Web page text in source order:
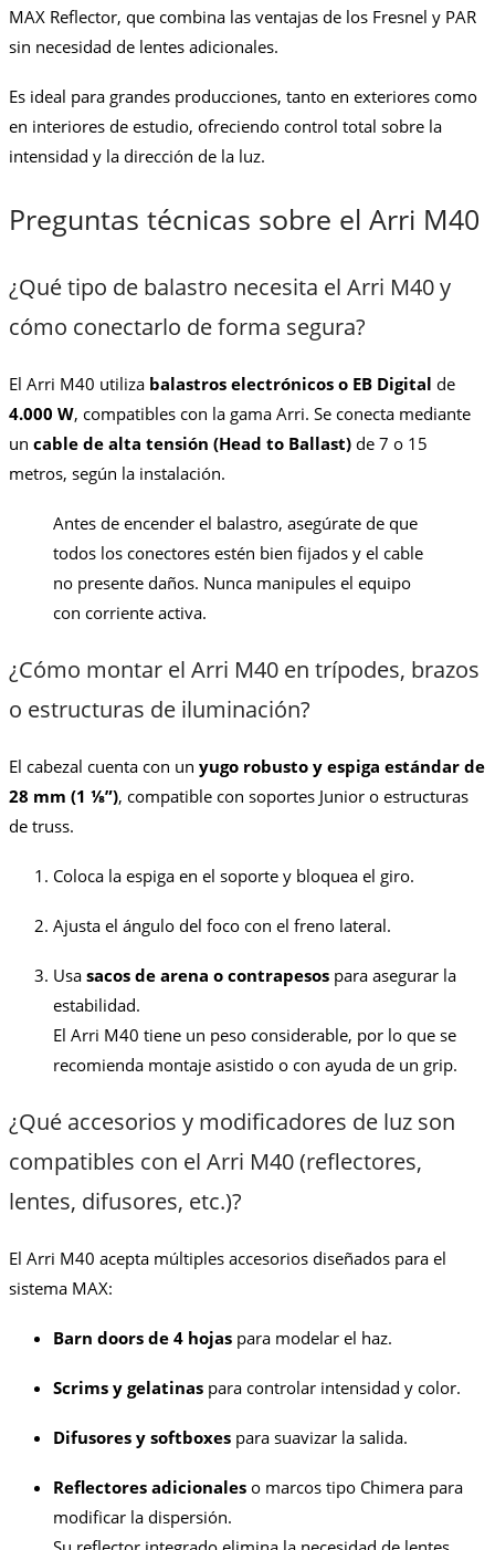
MAX Reflector, que combina las ventajas de los Fresnel y PAR
sin necesidad de lentes adicionales.
Es ideal para grandes producciones, tanto en exteriores como
en interiores de estudio, ofreciendo control total sobre la
intensidad y la dirección de la luz.
Preguntas técnicas sobre el Arri M40
¿Qué tipo de balastro necesita el Arri M40 y
cómo conectarlo de forma segura?
El Arri M40 utiliza balastros electrónicos o EB Digital de
4.000 W, compatibles con la gama Arri. Se conecta mediante
un cable de alta tensión (Head to Ballast) de 7 o 15
metros, según la instalación.
Antes de encender el balastro, asegúrate de que
todos los conectores estén bien fijados y el cable
no presente daños. Nunca manipules el equipo
con corriente activa.
¿Cómo montar el Arri M40 en trípodes, brazos
o estructuras de iluminación?
El cabezal cuenta con un yugo robusto y espiga estándar de
28 mm (1 ⅛”), compatible con soportes Junior o estructuras
de truss.
Coloca la espiga en el soporte y bloquea el giro.
Ajusta el ángulo del foco con el freno lateral.
Usa sacos de arena o contrapesos para asegurar la
estabilidad.
El Arri M40 tiene un peso considerable, por lo que se
recomienda montaje asistido o con ayuda de un grip.
¿Qué accesorios y modificadores de luz son
compatibles con el Arri M40 (reflectores,
lentes, difusores, etc.)?
El Arri M40 acepta múltiples accesorios diseñados para el
sistema MAX:
Barn doors de 4 hojas para modelar el haz.
Scrims y gelatinas para controlar intensidad y color.
Difusores y softboxes para suavizar la salida.
Reflectores adicionales o marcos tipo Chimera para
modificar la dispersión.